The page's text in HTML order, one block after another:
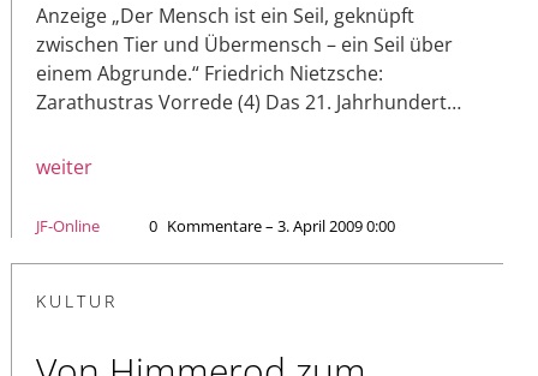
Anzeige „Der Mensch ist ein Seil, geknüpft
zwischen Tier und Übermensch – ein Seil über
einem Abgrunde.“ Friedrich Nietzsche:
Zarathustras Vorrede (4) Das 21. Jahrhundert…
weiter
JF-Online 0 Kommentare – 3. April 2009 0:00
KULTUR